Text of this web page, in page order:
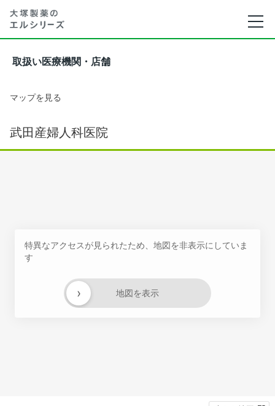
取扱い医療機関・店舗
マップを見る
武田産婦人科医院
特異なアクセスが見られたため、地図を非表示にしていま
す
地図を表示
›